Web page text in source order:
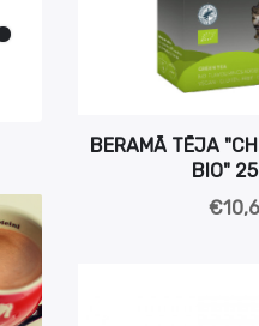
BERAMĀ TĒJA
BIO"